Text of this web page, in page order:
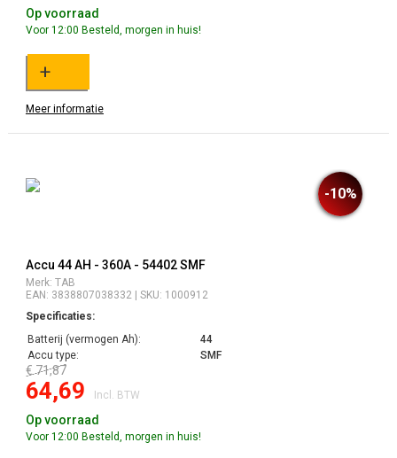
Op voorraad
Voor 12:00 Besteld, morgen in huis!
+
Meer informatie
-10%
Accu 44 AH - 360A - 54402 SMF
Merk: TAB
EAN: 3838807038332 | SKU: 1000912
Specificaties:
Batterij (vermogen Ah):
44
Accu type:
SMF
€ 71,87
64,69 Incl. BTW
Op voorraad
Voor 12:00 Besteld, morgen in huis!